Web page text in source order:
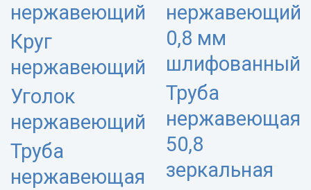
нержавеющий
Круг
нержавеющий
Уголок
нержавеющий
Труба
нержавеющая
нержавеющий
0,8 мм
шлифованный
Труба
нержавеющая
50,8
зеркальная